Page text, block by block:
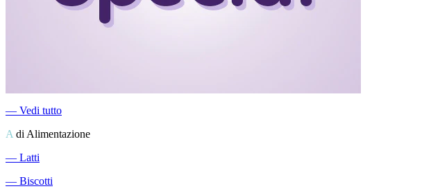
― Vedi tutto
A di Alimentazione
― Latti
― Biscotti